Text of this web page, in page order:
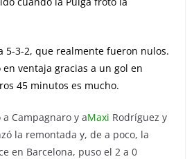
5-3-2, que realmente fueron nulos.
ventaja gracias a un gol en
45 minutos es mucho.
Campagnaro y aMaxi Rodríguez y
la remontada y, de a poco, la
en Barcelona, puso el 2 a 0